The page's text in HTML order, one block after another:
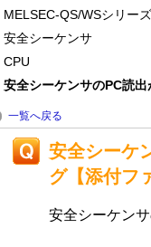
MELSEC-QS/WSシリーズ
安全シーケンサ
CPU
安全シーケンサのPC読
一覧へ戻る
安全シーケ
グ【添付フ
安全シーケン